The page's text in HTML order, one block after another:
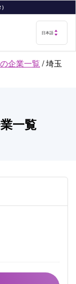
企業一覧 /埼玉
一覧